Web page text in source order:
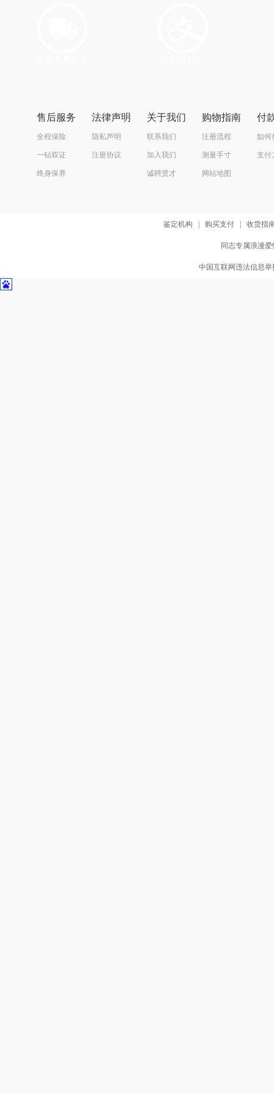
售后服务
全程保险
一钻双证
终身保养
法律声明
隐私声明
注册协议
关于我们
联系我们
加入我们
诚聘贤才
购物指南
注册流程
测量手寸
网站地图
付
如何
支付
鉴定机构 购买支付 收货指
同志专属浪漫
中国互联网违法信息